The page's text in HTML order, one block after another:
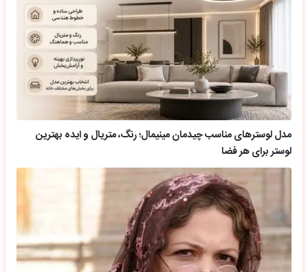
مدل لوسترهای مناسب چیدمان مینیمال؛ رنگ، متریال و ایده بهترین
لوستر برای هر فضا